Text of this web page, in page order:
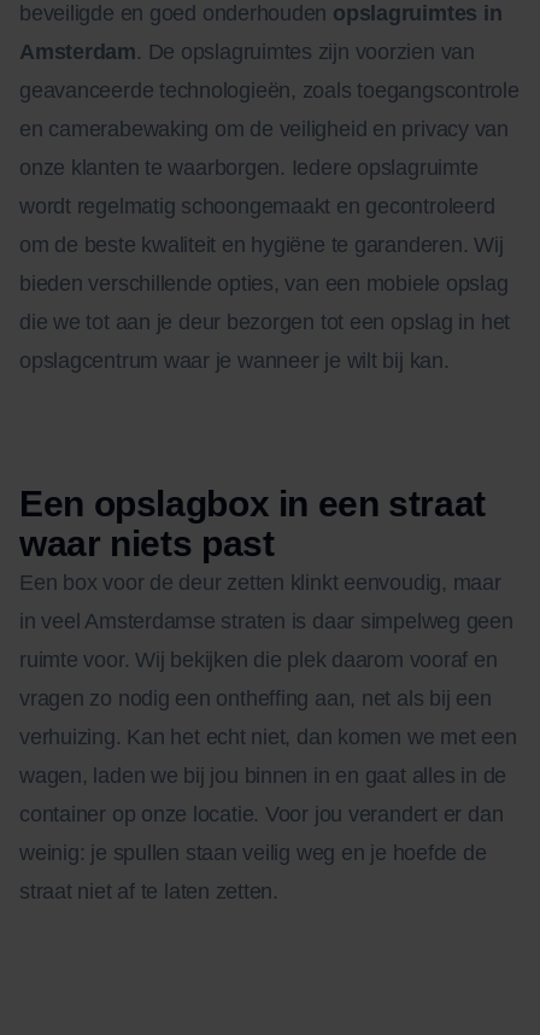
beveiligde en goed onderhouden opslagruimtes in
Amsterdam. De opslagruimtes zijn voorzien van
geavanceerde technologieën, zoals toegangscontrole
en camerabewaking om de veiligheid en privacy van
onze klanten te waarborgen. Iedere opslagruimte
wordt regelmatig schoongemaakt en gecontroleerd
om de beste kwaliteit en hygiëne te garanderen. Wij
bieden verschillende opties, van een mobiele opslag
die we tot aan je deur bezorgen tot een opslag in het
opslagcentrum waar je wanneer je wilt bij kan.
Een opslagbox in een straat
waar niets past
Een box voor de deur zetten klinkt eenvoudig, maar
in veel Amsterdamse straten is daar simpelweg geen
ruimte voor. Wij bekijken die plek daarom vooraf en
vragen zo nodig een ontheffing aan, net als bij een
verhuizing. Kan het echt niet, dan komen we met een
wagen, laden we bij jou binnen in en gaat alles in de
container op onze locatie. Voor jou verandert er dan
weinig: je spullen staan veilig weg en je hoefde de
straat niet af te laten zetten.